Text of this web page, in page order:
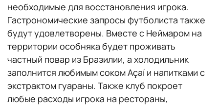
необходимые для восстановления игрока.
Гастрономические запросы футболиста также
будут удовлетворены. Вместе с Неймаром на
территории особняка будет проживать
частный повар из Бразилии, а холодильник
заполнится любимым соком Açaí и напитками с
экстрактом гуараны. Также клуб покроет
любые расходы игрока на рестораны,